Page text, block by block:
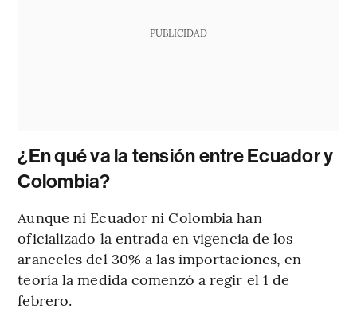
PUBLICIDAD
¿En qué va la tensión entre Ecuador y
Colombia?
Aunque ni Ecuador ni Colombia han
oficializado la entrada en vigencia de los
aranceles del 30% a las importaciones, en
teoría la medida comenzó a regir el 1 de
febrero.